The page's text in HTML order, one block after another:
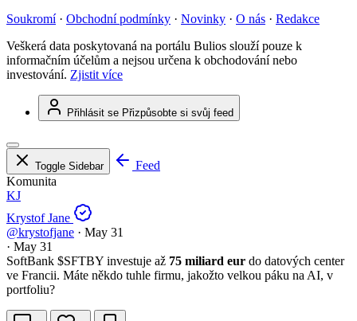
Soukromí · Obchodní podmínky · Novinky · O nás · Redakce
Veškerá data poskytovaná na portálu Bulios slouží pouze k
informačním účelům a nejsou určena k obchodování nebo
investování. Zjistit více
Přihlásit se Přizpůsobte si svůj feed
Toggle Sidebar
Feed
Komunita
KJ
Krystof Jane
@krystofjane · May 31
· May 31
SoftBank $SFTBY investuje až 75 miliard eur do datových center
ve Francii. Máte někdo tuhle firmu, jakožto velkou páku na AI, v
portfoliu?